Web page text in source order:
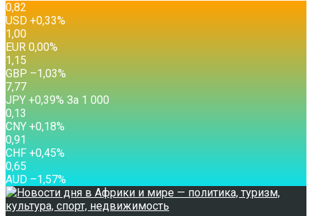
0,82
USD +0,33%
1,00
EUR 0,00%
1,15
GBP –1,03%
7,77
JPY +0,39% За 1 000
0,13
CNY +0,18%
0,91
CHF +0,45%
0,65
AUD –1,57%